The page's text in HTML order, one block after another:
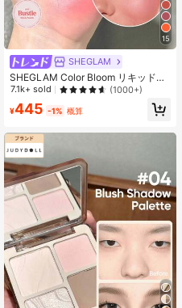
15
SHEGLAM
SHEGLAM Color Bloom リキッドチ
ークマット仕上げ-Love Cake チー
ューティーコスメメイクアップ
7.1k+ sold (1000+)
¥445 -1% 概算